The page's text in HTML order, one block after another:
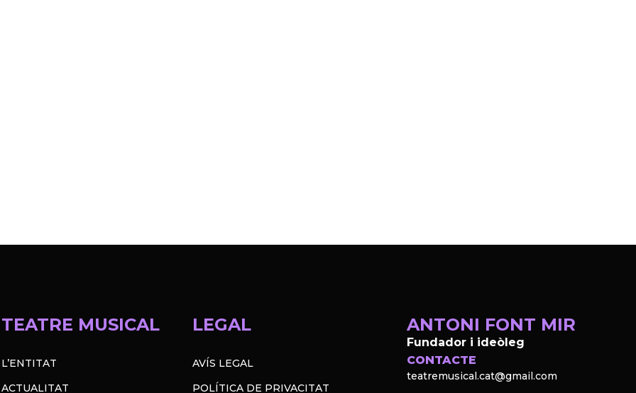
TEATRE MUSICAL
L’ENTITAT
ACTUALITAT
LEGAL
AVÍS LEGAL
POLÍTICA DE PRIVACITAT
ANTONI FONT MIR
Fundador i ideòleg
CONTACTE
teatremusical.cat@gmail.com